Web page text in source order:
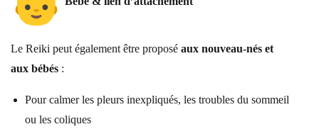
Le Reiki peut également être proposé aux nouveau-nés et
aux bébés :
Pour calmer les pleurs inexpliqués, les troubles du sommeil
ou les coliques